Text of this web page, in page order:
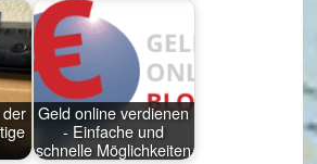
Geld online verdienen
- Einfache und
schnelle Möglichkeiten